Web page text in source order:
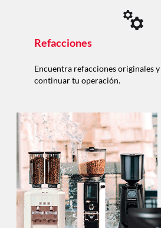
Refacciones
Encuentra refacciones originales
continuar tu operación.